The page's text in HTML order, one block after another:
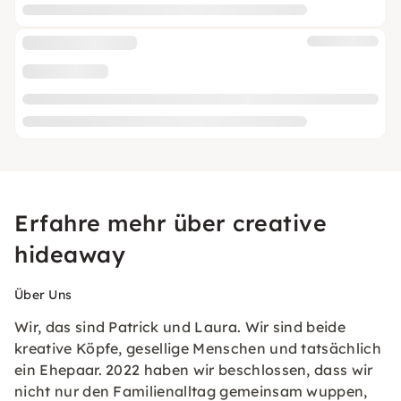
Erfahre mehr über creative
hideaway
Über Uns
Wir, das sind Patrick und Laura. Wir sind beide
kreative Köpfe, gesellige Menschen und tatsächlich
ein Ehepaar. 2022 haben wir beschlossen, dass wir
nicht nur den Familienalltag gemeinsam wuppen,